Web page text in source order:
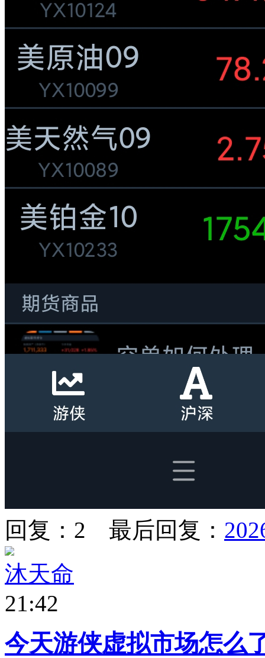
回复：2 最后回复：
沐天命
21:42
今天游侠虚拟市场怎么